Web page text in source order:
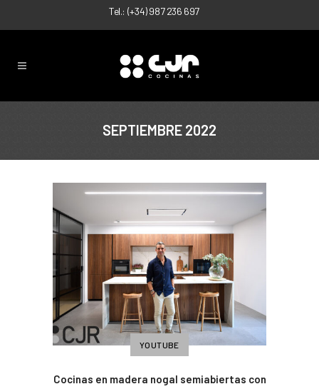
Tel.: (+34) 987 236 697
SEPTIEMBRE 2022
YOUTUBE
Cocinas en madera nogal semiabiertas con